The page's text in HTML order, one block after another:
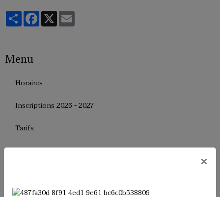
PartagerFacebook
X
Menu
Horaires
Inscriptions 2026 - 2027
Tarifs
Le règlement interne
×